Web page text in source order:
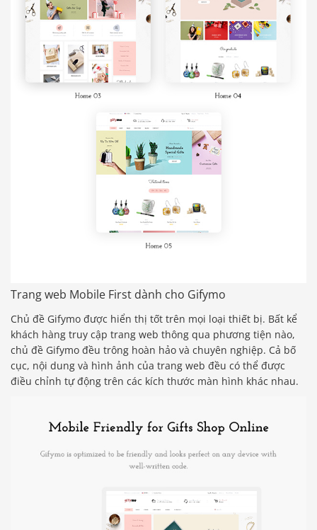
Trang web Mobile First dành cho Gifymo
Chủ đề Gifymo được hiển thị tốt trên mọi loại thiết bị. Bất kể
khách hàng truy cập trang web thông qua phương tiện nào,
chủ đề Gifymo đều trông hoàn hảo và chuyên nghiệp. Cả bố
cục, nội dung và hình ảnh của trang web đều có thể được
điều chỉnh tự động trên các kích thước màn hình khác nhau.